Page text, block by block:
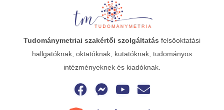
Tudománymetriai szakértői szolgáltatás felsőoktatási
hallgatóknak, oktatóknak, kutatóknak, tudományos
intézményeknek és kiadóknak.